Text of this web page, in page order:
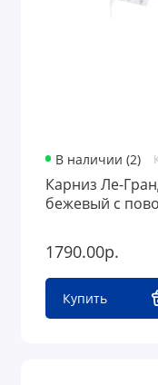
В наличии (2)
Карниз Ле-
бежевый с
1790.00р.
Купить